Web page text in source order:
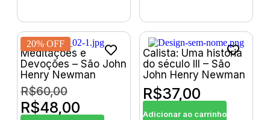
20% OFF
Meditações e
Devoções – São John
Henry Newman
R$60,00
R$48,00
Calista: Uma história
do século III – São
John Henry Newman
R$37,00
Adicionar ao carrinho